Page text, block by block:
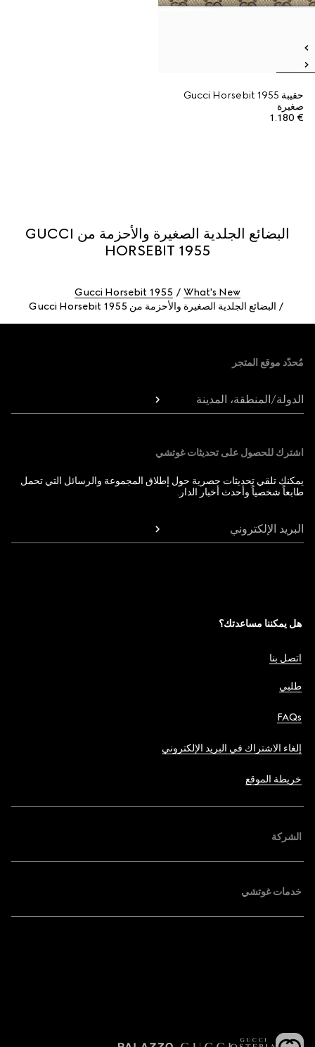
حقيبة Gucci Horsebit 1955
صغيرة
€ 1.180
البضائع الجلدية الصغيرة والأحزمة من GUCCI
HORSEBIT 1955
What's New
Gucci Horsebit 1955
البضائع الجلدية الصغيرة والأحزمة من Gucci Horsebit 1955
مُحدّد موقع المتجر
الدولة/المنطقة، المدينة
اشترك للحصول على تحديثات غوتشي
يمكنك تلقي تحديثات حصرية حول إطلاق المجموعة والرسائل التي تحمل
طابعاً شخصياً وأحدث أخبار الدار.
البريد الإلكتروني
هل يمكننا مساعدتك؟
اتصل بنا
طلبي
FAQs
إلغاء الاشتراك في البريد الإلكتروني
خريطة الموقع
الشركة
خدمات غوتشي